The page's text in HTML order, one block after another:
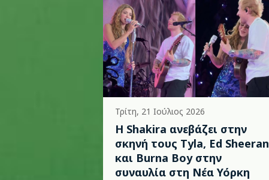
Τρίτη, 21 Ιούλιος 2026
Η Shakira ανεβάζει στην
σκηνή τους Tyla, Ed Sheeran
και Burna Boy στην
συναυλία στη Νέα Υόρκη